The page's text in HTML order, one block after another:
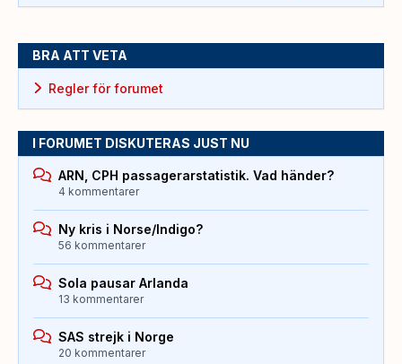
BRA ATT VETA
Regler för forumet
I FORUMET DISKUTERAS JUST NU
ARN, CPH passagerarstatistik. Vad händer?
4 kommentarer
Ny kris i Norse/Indigo?
56 kommentarer
Sola pausar Arlanda
13 kommentarer
SAS strejk i Norge
20 kommentarer